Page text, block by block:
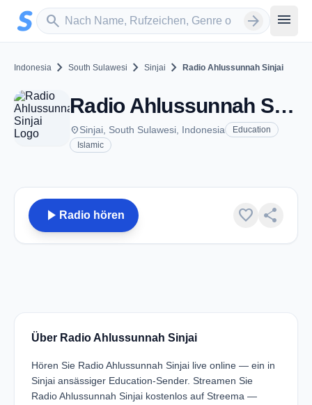
Zum Hauptinhalt springen
search
Sender suchen arrow_forward menu
Indonesia chevron_right South Sulawesi chevron_right Sinjai chevron_right Radio Ahlussunnah Sinjai
Radio Ahlussunnah Sinjai - Sinjai
placeSinjai, South Sulawesi, Indonesia
Education
Islamic
play_arrow Radio hören favorite share
Über Radio Ahlussunnah Sinjai
Hören Sie Radio Ahlussunnah Sinjai live online — ein in
Sinjai ansässiger Education-Sender. Streamen Sie
Radio Ahlussunnah Sinjai kostenlos auf Streema —